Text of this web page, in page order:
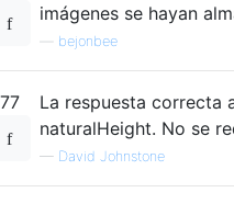
imágenes se hayan
bejonbee
77
La respuesta correcta
naturalHeight. No se
— David Johnstone